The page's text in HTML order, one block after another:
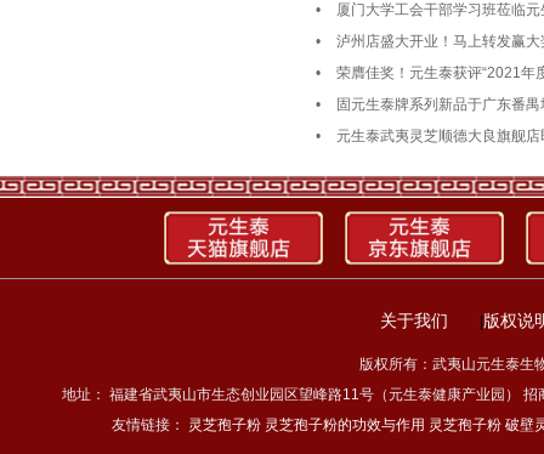
•
厦门大学工会干部学习班莅临
•
泸州店盛大开业！马上转发赢大
•
荣膺佳奖！元生泰获评“2021
•
固元生泰牌系列新品于广东番
•
元生泰武夷灵芝顺德大良旗舰
关于我们 版权说
版权所有：武夷山元生泰生
地址： 福建省武夷山市生态创业园区望峰路11号（元生泰健康产业园）
友情链接： 灵芝孢子粉 灵芝孢子粉的功效与作用 灵芝孢子粉 破壁